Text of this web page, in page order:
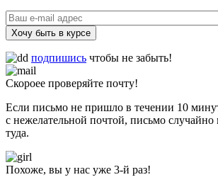
Хочу быть в курсе
подпишись чтобы не забыть!
Скороее проверяйте почту!
Если письмо не пришло в течении 10
с нежелательной почтой, письмо случайно
туда.
Похоже, вы у нас уже 3-й раз!